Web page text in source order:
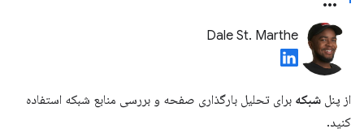
Dale St. Marthe
از پنل شبکه برای تحلیل بارگذاری صفحه و بررسی منابع شبکه استفاده
کنید.